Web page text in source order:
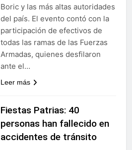
Boric y las más altas autoridades
del país. El evento contó con la
participación de efectivos de
todas las ramas de las Fuerzas
Armadas, quienes desfilaron
ante el…
Leer más
Fiestas Patrias: 40
personas han fallecido en
accidentes de tránsito